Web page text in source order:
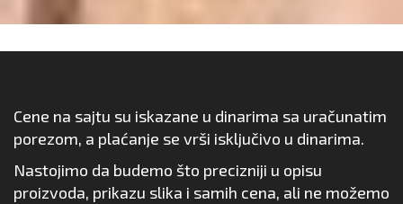
Cene na sajtu su iskazane u dinarima sa uračunatim
porezom, a plaćanje se vrši isključivo u dinarima.
Nastojimo da budemo što precizniji u opisu
proizvoda, prikazu slika i samih cena, ali ne možemo